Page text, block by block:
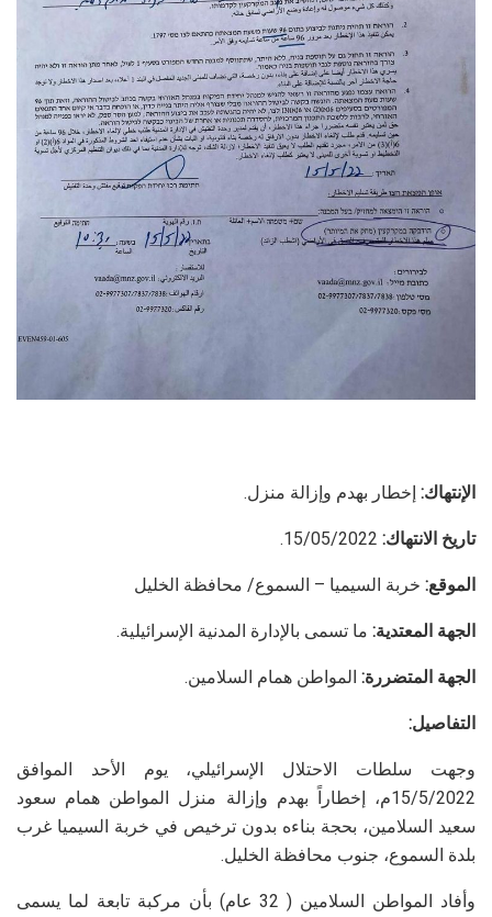
الإنتهاك: إخطار بهدم وإزالة منزل.
تاريخ الانتهاك:
الموقع: خربة السيميا – السموع/ محافظة الخليل
الجهة المعتدية: ما تسمى بالإدارة المدنية الإسرائيلية.
الجهة المتضررة: المواطن همام السلامين.
التفاصيل:
وجهت سلطات الاحتلال الإسرائيلي، يوم الأحد الموافق
15/5/2022م، إخطاراً بهدم وإزالة منزل المواطن همام سعود
سعيد السلامين، بحجة بناءه بدون ترخيص في خربة السيميا غرب
بلدة السموع، جنوب محافظة الخليل.
وأفاد المواطن السلامين ( 32 عام) بأن مركبة تابعة لما يسمى